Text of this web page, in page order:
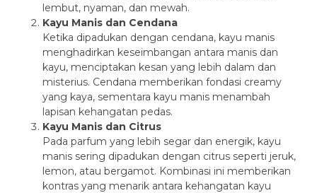
lembut, nyaman, dan mewah.
Kayu Manis dan Cendana
Ketika dipadukan dengan cendana, kayu manis
menghadirkan keseimbangan antara manis dan
kayu, menciptakan kesan yang lebih dalam dan
misterius. Cendana memberikan fondasi creamy
yang kaya, sementara kayu manis menambah
lapisan kehangatan pedas.
Kayu Manis dan Citrus
Pada parfum yang lebih segar dan energik, kayu
manis sering dipadukan dengan citrus seperti jeruk,
lemon, atau bergamot. Kombinasi ini memberikan
kontras yang menarik antara kehangatan kayu